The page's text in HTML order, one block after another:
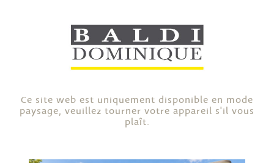
Ce site web est uniquement disponible en mode
paysage, veuillez tourner votre appareil s'il vous
plaît.